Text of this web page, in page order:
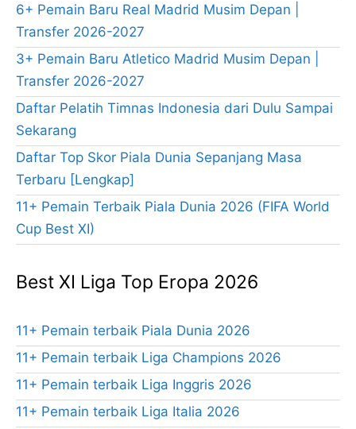
6+ Pemain Baru Real Madrid Musim Depan |
Transfer 2026-2027
3+ Pemain Baru Atletico Madrid Musim Depan |
Transfer 2026-2027
Daftar Pelatih Timnas Indonesia dari Dulu Sampai
Sekarang
Daftar Top Skor Piala Dunia Sepanjang Masa
Terbaru [Lengkap]
11+ Pemain Terbaik Piala Dunia 2026 (FIFA World
Cup Best XI)
Best XI Liga Top Eropa 2026
11+ Pemain terbaik Piala Dunia 2026
11+ Pemain terbaik Liga Champions 2026
11+ Pemain terbaik Liga Inggris 2026
11+ Pemain terbaik Liga Italia 2026